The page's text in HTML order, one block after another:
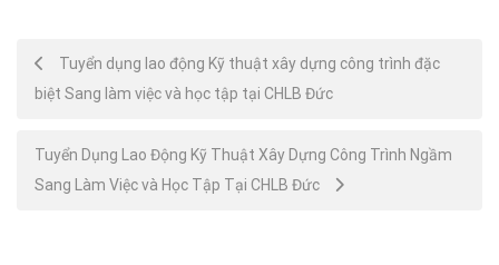
Post
navigation
Tuyển dụng lao động Kỹ thuật xây dựng công trình đặc
biệt Sang làm việc và học tập tại CHLB Đức
Tuyển Dụng Lao Động Kỹ Thuật Xây Dựng Công Trình Ngầm
Sang Làm Việc và Học Tập Tại CHLB Đức